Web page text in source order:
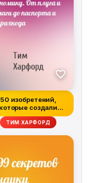
50 изобретений,
которые создали
эконом...
ТИМ ХАРФОРД